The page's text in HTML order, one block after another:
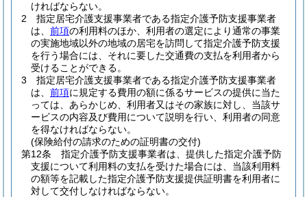
ければならない。
2
指定居宅介護支援事業者である指定介護予防支援事業者
は、 前項の利用料のほか、利用者の選定により通常の事業
の実施地域以外の地域の居宅を訪問して指定介護予防支援
を行う場合には、それに要した交通費の支払を利用者から
受けることができる。
3
指定居宅介護支援事業者である指定介護予防支援事業者
は、 前項に規定する費用の額に係るサービスの提供に当た
っては、あらかじめ、利用者又はその家族に対し、当該サ
ービスの内容及び費用について説明を行い、利用者の同意
を得なければならない。
(保険給付の請求のための証明書の交付)
第12条
指定介護予防支援事業者は、提供した指定介護予防
支援について利用料の支払を受けた場合には、当該利用料
の額等を記載した指定介護予防支援提供証明書を利用者に
対して交付しなければならない。